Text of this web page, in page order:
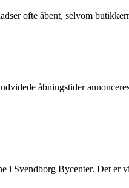
ofte åbent, selvom
åbningstider
i Svendborg Bycenter. Det er